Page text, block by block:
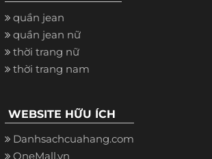
quần jean
quần jean nữ
thời trang nữ
thời trang nam
WEBSITE HỮU ÍCH
Danhsachcuahang.com
OneMall.vn